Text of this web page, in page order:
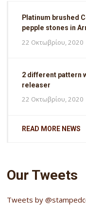
Platinum brushed
pepple stones in
22 Οκτωβρίου, 2020
2 different pattern
releaser
22 Οκτωβρίου, 2020
READ MORE NEWS
Our Tweets
Tweets by